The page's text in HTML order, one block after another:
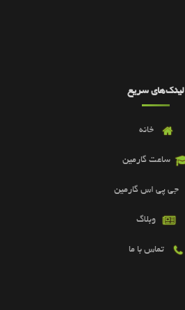
لینک‌های سریع
خانه
ساعت گارمین
جی پی اس گارمین
وبلاگ
تماس با ما